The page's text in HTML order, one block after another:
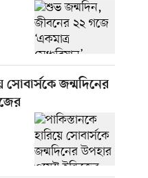
সোবার্সকে জন্মদিনের